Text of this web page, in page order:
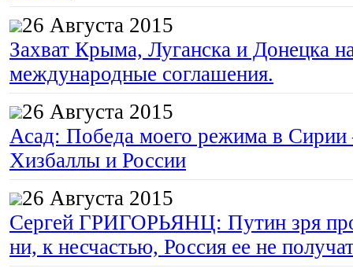
26 Августа 2015
Захват Крыма, Луганска и Донецка
международные соглашения.
26 Августа 2015
Асад: Победа моего режима в
Хизбаллы и России
26 Августа 2015
Сергей ГРИГОРЬЯНЦ: Путин зря
ни, к несчастью, Россия ее не